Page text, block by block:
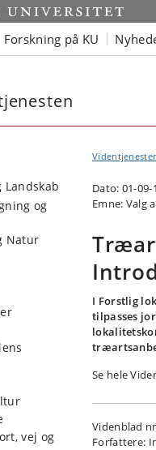
Forskning på KU
Landskab
og
Natur
vej og
Dato: 01-
Emne: Valg
I Forstlig
tilpasses
Se hele
Videnblad
Forfattere: